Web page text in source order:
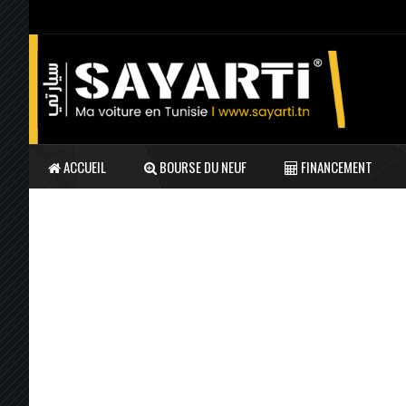
ACCUEIL BOURSE DU NEUF FINANCEMENT